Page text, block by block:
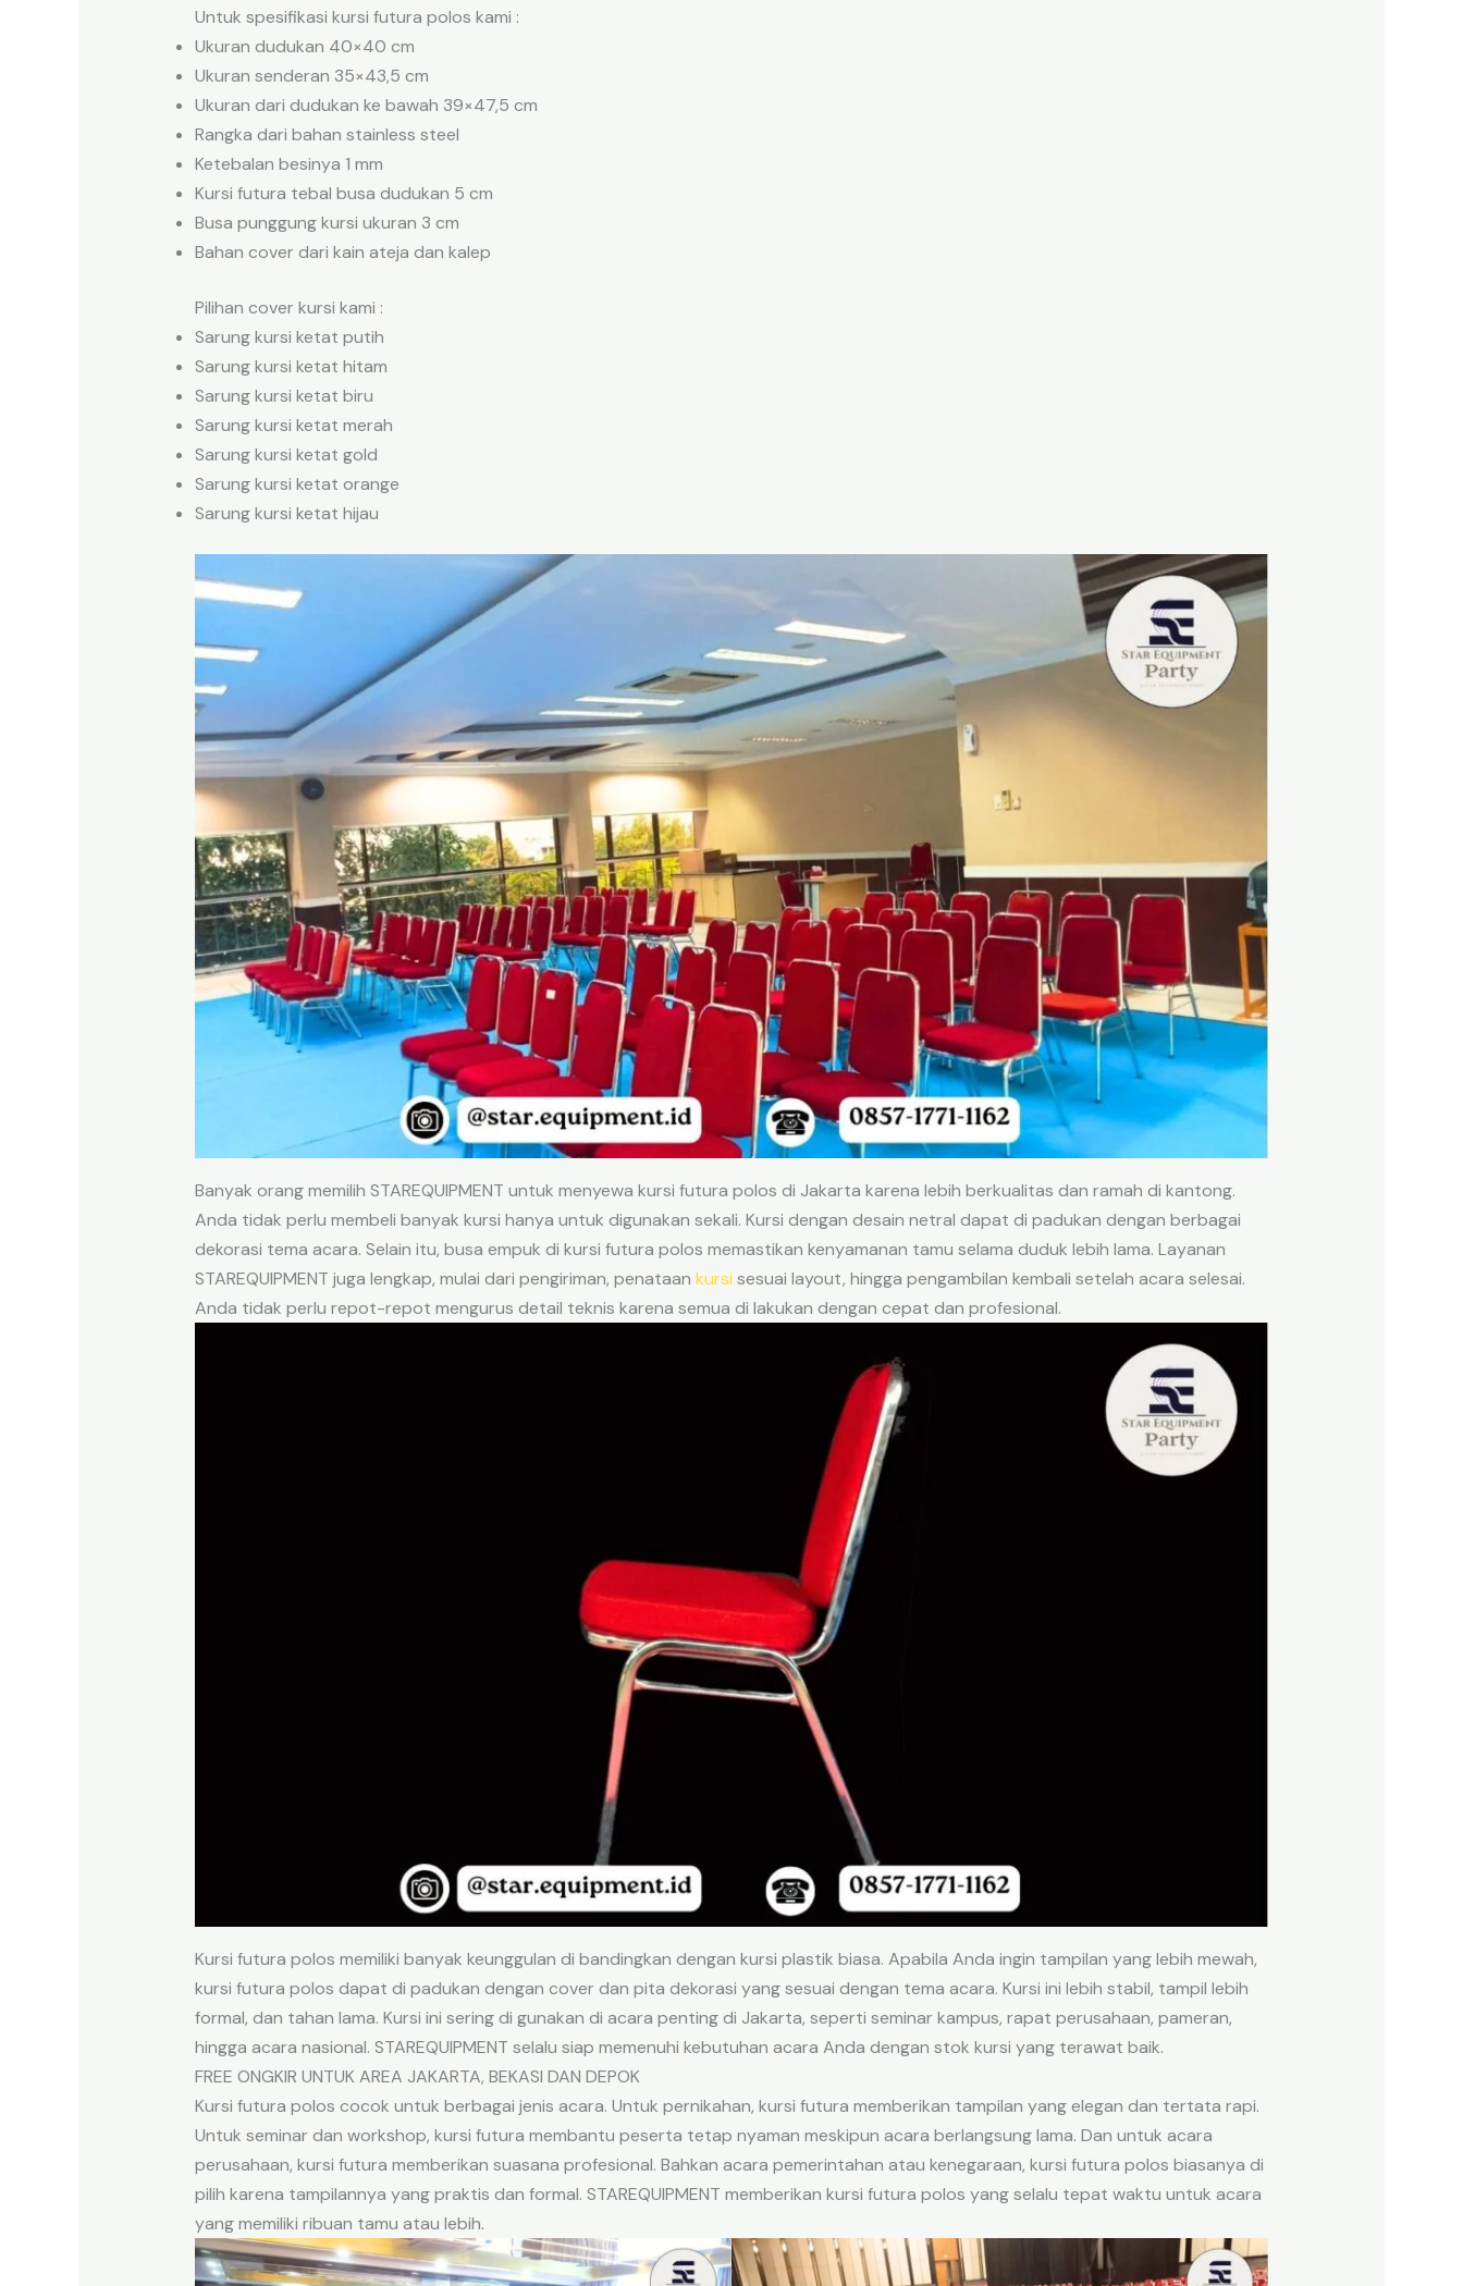
Untuk spesifikasi kursi futura polos kami :
Ukuran dudukan 40×40 cm
Ukuran senderan 35×43,5 cm
Ukuran dari dudukan ke bawah 39×47,5 cm
Rangka dari bahan stainless steel
Ketebalan besinya 1 mm
Kursi futura tebal busa dudukan 5 cm
Busa punggung kursi ukuran 3 cm
Bahan cover dari kain ateja dan kalep
Pilihan cover kursi kami :
Sarung kursi ketat putih
Sarung kursi ketat hitam
Sarung kursi ketat biru
Sarung kursi ketat merah
Sarung kursi ketat gold
Sarung kursi ketat orange
Sarung kursi ketat hijau
Banyak orang memilih STAREQUIPMENT untuk menyewa kursi futura polos di Jakarta karena lebih berkualitas dan ramah di kantong.
Anda tidak perlu membeli banyak kursi hanya untuk digunakan sekali. Kursi dengan desain netral dapat di padukan dengan berbagai
dekorasi tema acara. Selain itu, busa empuk di kursi futura polos memastikan kenyamanan tamu selama duduk lebih lama. Layanan
STAREQUIPMENT juga lengkap, mulai dari pengiriman, penataan kursi sesuai layout, hingga pengambilan kembali setelah acara selesai.
Anda tidak perlu repot-repot mengurus detail teknis karena semua di lakukan dengan cepat dan profesional.
Kursi futura polos memiliki banyak keunggulan di bandingkan dengan kursi plastik biasa. Apabila Anda ingin tampilan yang lebih mewah,
kursi futura polos dapat di padukan dengan cover dan pita dekorasi yang sesuai dengan tema acara. Kursi ini lebih stabil, tampil lebih
formal, dan tahan lama. Kursi ini sering di gunakan di acara penting di Jakarta, seperti seminar kampus, rapat perusahaan, pameran,
hingga acara nasional. STAREQUIPMENT selalu siap memenuhi kebutuhan acara Anda dengan stok kursi yang terawat baik.
FREE ONGKIR UNTUK AREA JAKARTA, BEKASI DAN DEPOK
Kursi futura polos cocok untuk berbagai jenis acara. Untuk pernikahan, kursi futura memberikan tampilan yang elegan dan tertata rapi.
Untuk seminar dan workshop, kursi futura membantu peserta tetap nyaman meskipun acara berlangsung lama. Dan untuk acara
perusahaan, kursi futura memberikan suasana profesional. Bahkan acara pemerintahan atau kenegaraan, kursi futura polos biasanya di
pilih karena tampilannya yang praktis dan formal. STAREQUIPMENT memberikan kursi futura polos yang selalu tepat waktu untuk acara
yang memiliki ribuan tamu atau lebih.